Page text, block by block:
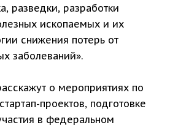
разведки, разработки
ископаемых и их
снижения потерь от
заболеваний».
о мероприятиях по
проектов, подготовке
в федеральном